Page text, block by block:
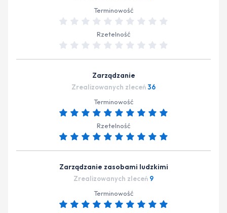
Terminowość
Rzetelność
Zarządzanie
Zrealizowanych zleceń36
Terminowość
Rzetelność
Zarządzanie zasobami ludzkimi
Zrealizowanych zleceń 9
Terminowość